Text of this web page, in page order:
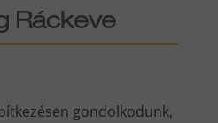
Ráckeve
gondolkodunk,